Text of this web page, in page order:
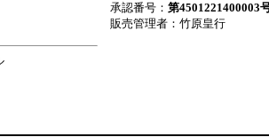
承認番号： 第4501221400003
販売管理者：竹原皇行